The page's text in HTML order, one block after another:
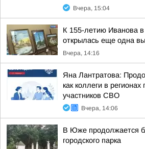
Вчера, 15:04
К 155-летию Иванова в
открылась еще одна
Вчера, 14:16
Яна Лантратова:
как коллеги в
участников СВО
Вчера, 14:06
В Юже продолжается
городского парка